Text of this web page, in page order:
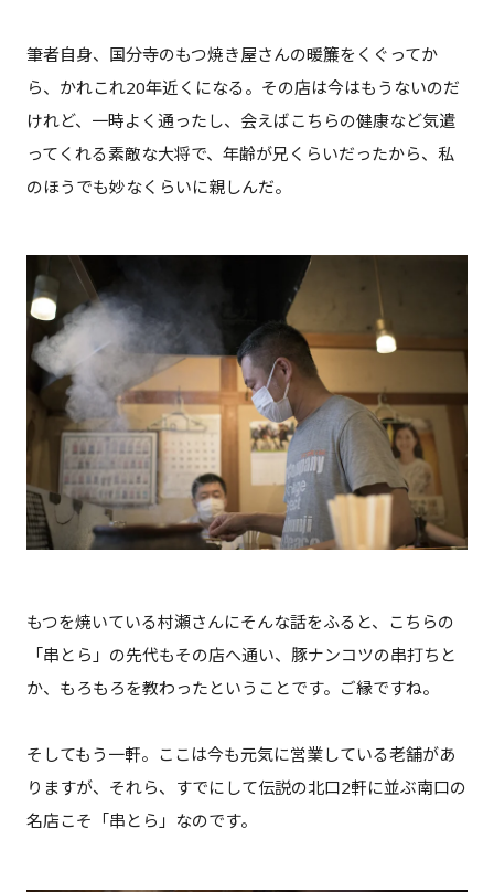
筆者自身、国分寺のもつ焼き屋さんの暖簾をくぐってか
ら、かれこれ20年近くになる。その店は今はもうないのだ
けれど、一時よく通ったし、会えばこちらの健康など気遣
ってくれる素敵な大将で、年齢が兄くらいだったから、私
のほうでも妙なくらいに親しんだ。
もつを焼いている村瀬さんにそんな話をふると、こちらの
「串とら」の先代もその店へ通い、豚ナンコツの串打ちと
か、もろもろを教わったということです。ご縁ですね。
そしてもう一軒。ここは今も元気に営業している老舗があ
りますが、それら、すでにして伝説の北口2軒に並ぶ南口の
名店こそ「串とら」なのです。